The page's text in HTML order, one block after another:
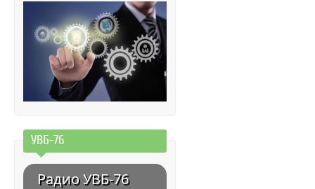
УВБ-76
Радио УВБ-76